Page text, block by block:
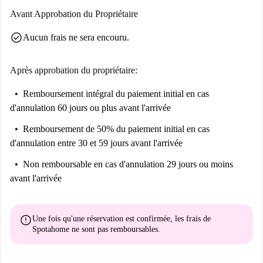
facile, d'une télévision connectée pour le divertissement, d'un espace
tous vos besoins culinaires. Alliant parfaitement style et fonctionnalité,
pratique au cœur de Berlin.
Avant Approbation du Propriétaire
check_circleAucun frais ne sera encouru.
Après approbation du propriétaire:
Remboursement intégral du paiement initial en cas
d'annulation 60 jours ou plus avant l'arrivée
Remboursement de 50% du paiement initial en cas
d'annulation entre 30 et 59 jours avant l'arrivée
Non remboursable en cas d'annulation 29 jours ou moins
avant l'arrivée
errorUne fois qu'une réservation est confirmée, les frais de
Spotahome ne sont pas remboursables.